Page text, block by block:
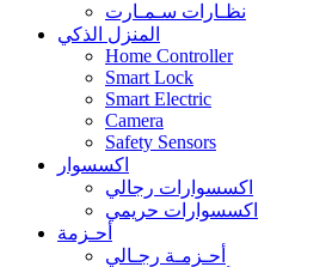
نظـارات سـمـارت
المنزل الذكي
Home Controller
Smart Lock
Smart Electric
Camera
Safety Sensors
اكسسوار
اكسسوارات رجالي
اكسسوارات حريمي
أحـزمة
أحـزمـة رجـالي